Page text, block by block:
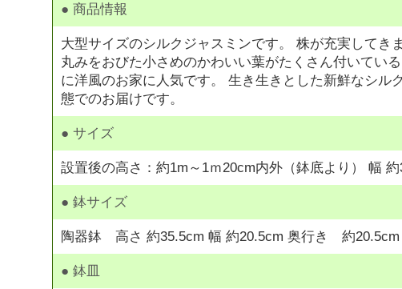
● 商品情報
大型サイズのシルクジャスミンです。 株が充実してき
丸みをおびた小さめのかわいい葉がたくさん付いてい
に洋風のお家に人気です。 生き生きとした新鮮なシ
態でのお届けです。
● サイズ
設置後の高さ：約1m～1ｍ20cm内外（鉢底より） 幅 約
● 鉢サイズ
陶器鉢 高さ 約35.5cm 幅 約20.5cm 奥行き 約20.5cm
● 鉢皿